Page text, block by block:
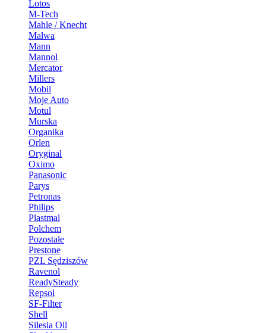
Lotos
M-Tech
Mahle / Knecht
Malwa
Mann
Mannol
Mercator
Millers
Mobil
Moje Auto
Motul
Murska
Organika
Orlen
Oryginal
Oximo
Panasonic
Parys
Petronas
Philips
Plastmal
Polchem
Pozostałe
Prestone
PZL Sędziszów
Ravenol
ReadySteady
Repsol
SF-Filter
Shell
Silesia Oil